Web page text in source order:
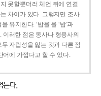
못할뿐더러 체언 뒤에 연결
차이가 있다. 그렇지만 조사
유지한다. ‘밥을’을 ‘밥’과
이러한 점은 동사나 형용사의
자립성을 잃는 것과 다른 점
어에 가깝다고 할 수 있다.
는다.